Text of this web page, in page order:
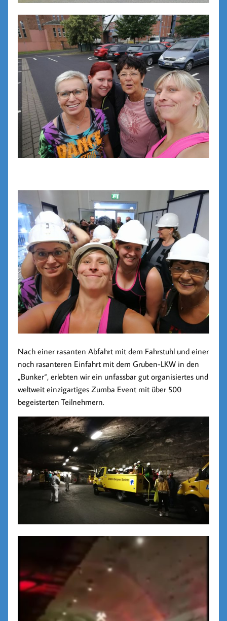
Nach einer rasanten Abfahrt mit dem Fahrstuhl und einer
noch rasanteren Einfahrt mit dem Gruben-LKW in den
„Bunker“, erlebten wir ein unfassbar gut organisiertes und
weltweit einzigartiges Zumba Event mit über 500
begeisterten Teilnehmern.